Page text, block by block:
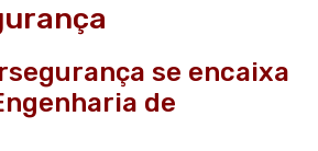
se encaixa
de